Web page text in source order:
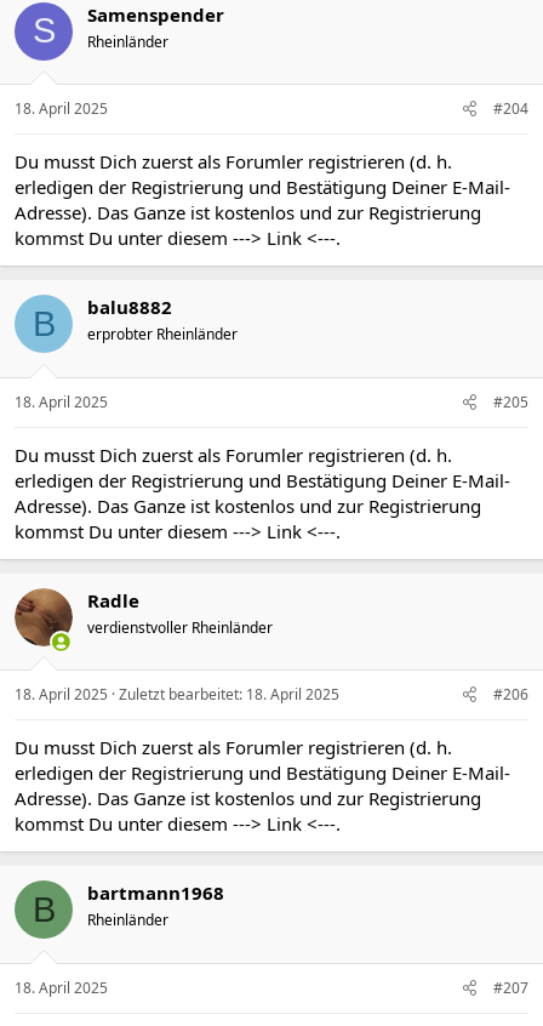
S Samenspender
Rheinländer
18. April 2025 #204
Du musst Dich zuerst als Forumler registrieren (d. h.
erledigen der Registrierung und Bestätigung Deiner E-Mail-
Adresse). Das Ganze ist kostenlos und zur Registrierung
kommst Du unter diesem ---> Link <---.
B balu8882
erprobter Rheinländer
18. April 2025 #205
Du musst Dich zuerst als Forumler registrieren (d. h.
erledigen der Registrierung und Bestätigung Deiner E-Mail-
Adresse). Das Ganze ist kostenlos und zur Registrierung
kommst Du unter diesem ---> Link <---.
Radle
verdienstvoller Rheinländer
18. April 2025 Zuletzt bearbeitet: 18. April 2025 #206
Du musst Dich zuerst als Forumler registrieren (d. h.
erledigen der Registrierung und Bestätigung Deiner E-Mail-
Adresse). Das Ganze ist kostenlos und zur Registrierung
kommst Du unter diesem ---> Link <---.
B bartmann1968
Rheinländer
18. April 2025 #207